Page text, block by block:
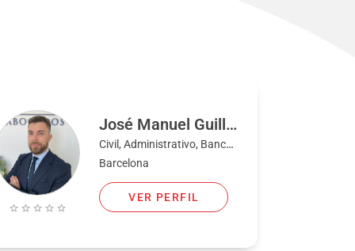
José Manuel Guilló Buendía
Civil, Administrativo, Bancario, Familia, Fiscal, Penal
Barcelona
VER PERFIL